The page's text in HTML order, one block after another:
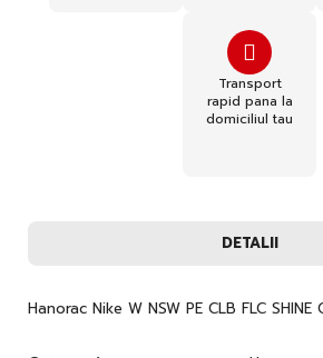
Transport
rapid pana la
domiciliul tau
DETALII
Hanorac Nike W NSW PE CLB FLC SHINE